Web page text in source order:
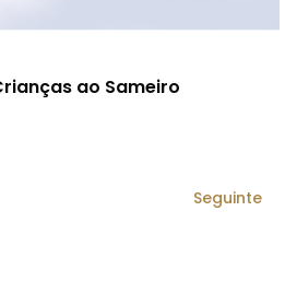
ao Sameiro
Seguinte